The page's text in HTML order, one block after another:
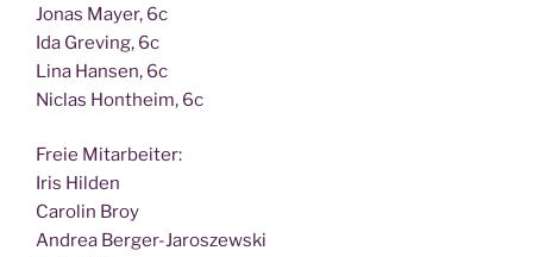
Jonas May­er, 6c
Ida Gre­ving, 6c
Lina Han­sen, 6c
Nic­las Hont­heim, 6c
Freie Mit­ar­bei­ter:
Iris Hilden
Caro­lin Broy
Andrea Berger-Jaroszewski